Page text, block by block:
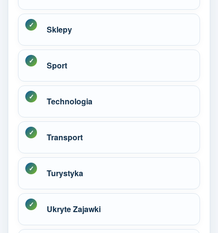
Sklepy
Sport
Technologia
Transport
Turystyka
Ukryte Zajawki